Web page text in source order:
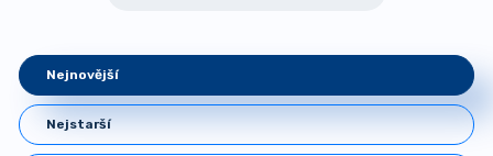
Nejnovější
Nejstarší